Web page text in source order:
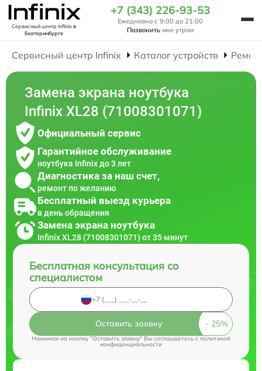
Сервисный центр Infinixв
Екатеринбурге
+7 (343) 226-93-53
Ежедневно с 9:00 до 21:00
Позвонить мне утром
Сервисный центр Infinix Каталог устройств
Замена экрана ноутбука
Infinix XL28 (71008301071)
Официальный сервис
Гарантийное обслуживание
ноутбука Infinix до 3 лет
Диагностика за наш счет,
ремонт по желанию
Бесплатный выезд курьера
в день обращения
Замена экрана ноутбука
Infinix XL28 (71008301071) от 35 минут
Бесплатная консультация со
специалистом
Оставить заявку
Нажимая на кнопку "Оставить заявку" Вы соглашаетесь cполитикой
конфиденциальности